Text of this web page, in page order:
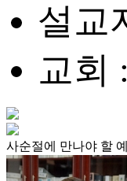
설교
교회
사순절에 만나야 할